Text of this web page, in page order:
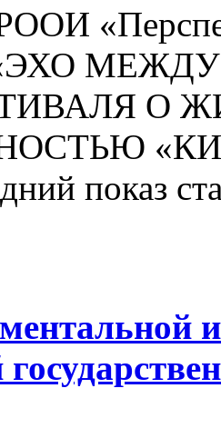
«ЭХО
О
показ